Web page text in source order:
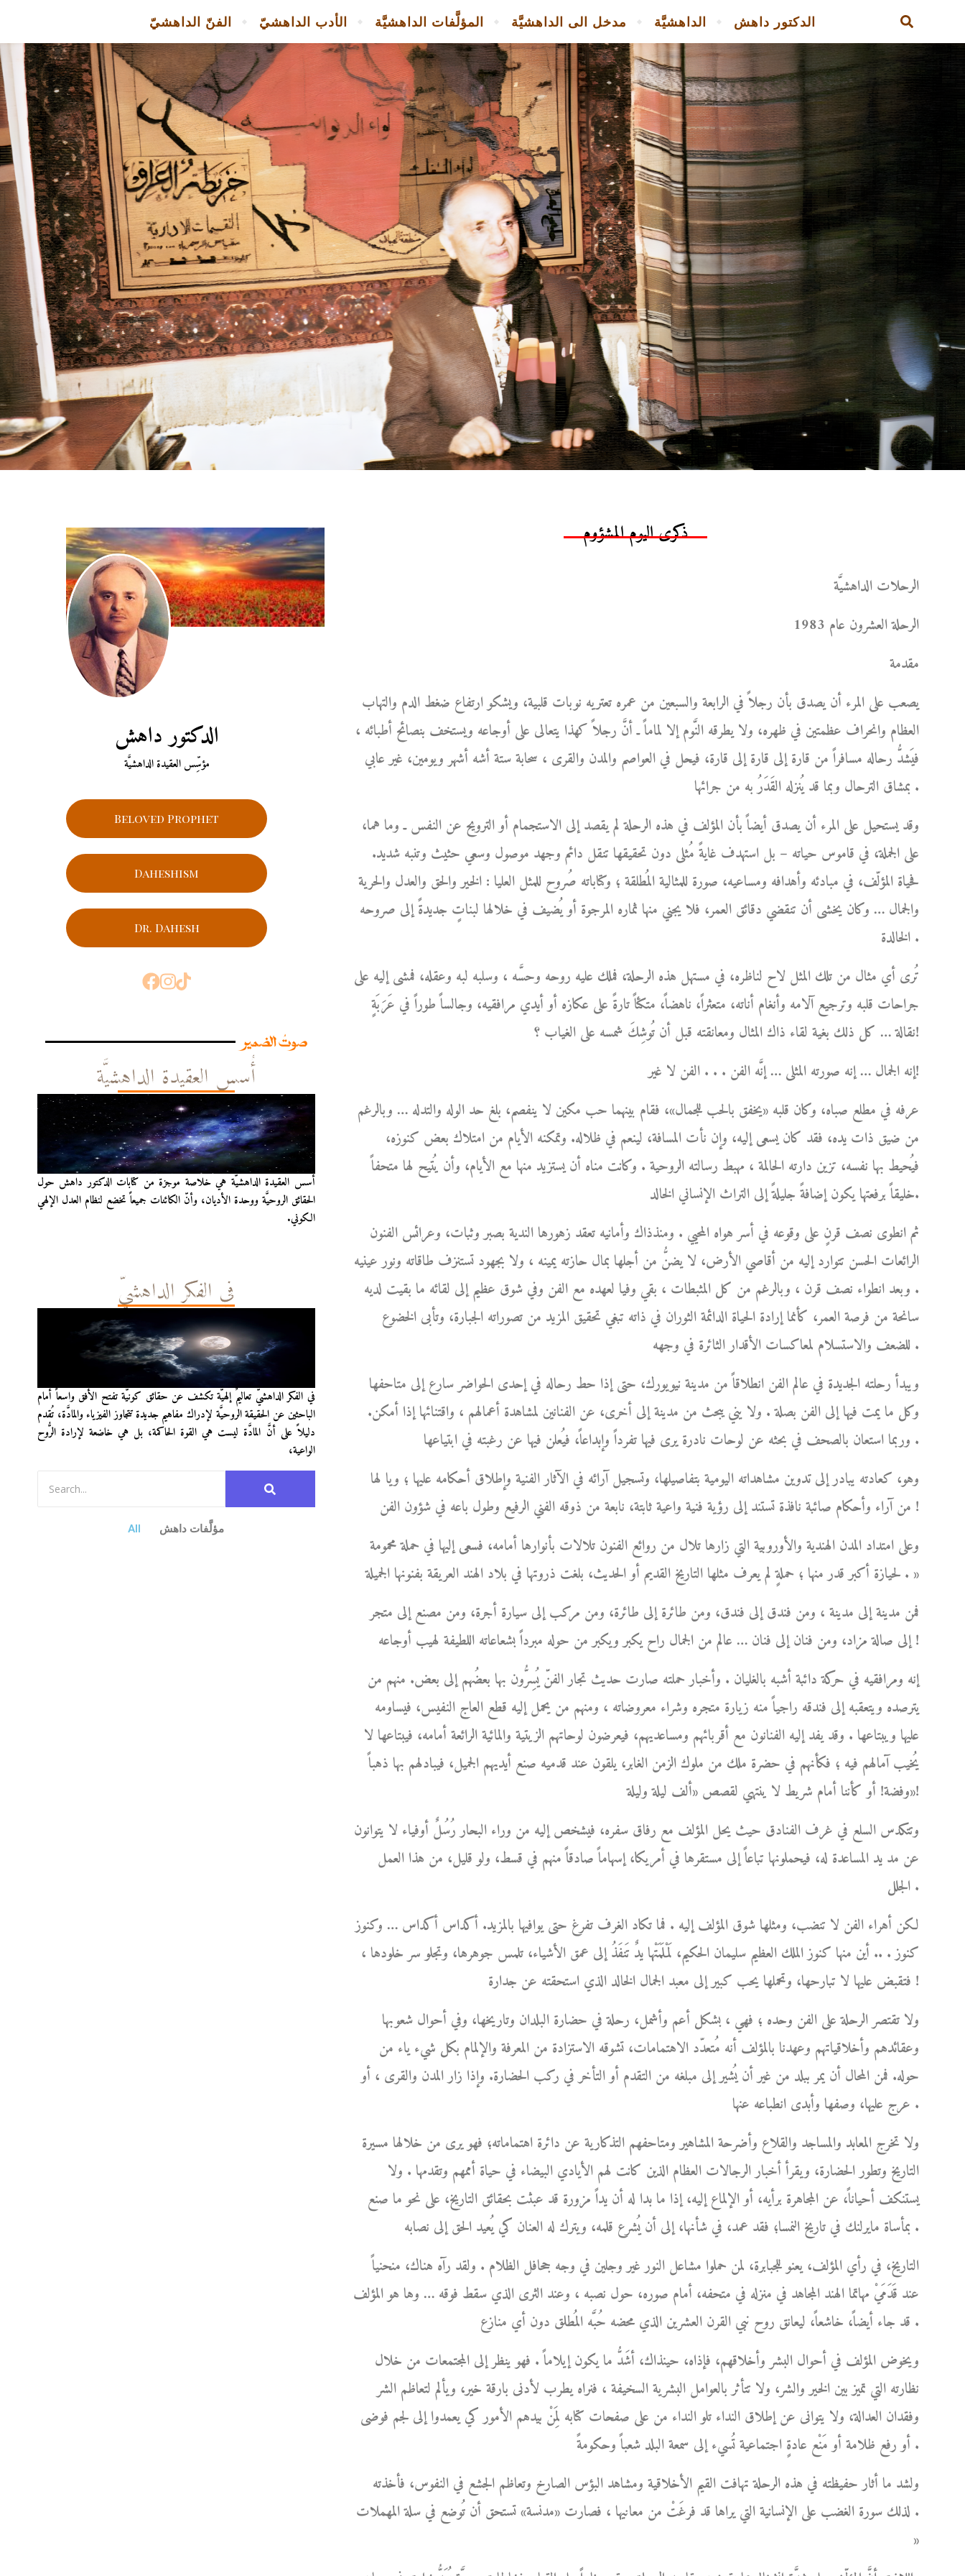
الفنّ الداهشيّ الأدب الداهشيّ المؤلَّفات الداهشيَّة مدخل الى الداهشيَّة الداهشيَّة الدكتور داهش
الدكتور داهش
مؤسِّس العقيدة الداهشيَّة
Beloved Prophet
Daheshism
Dr. Dahesh
صوتُ الضمير
أُسس العقيدة الداهشيَّة
أُسس العقيدة الداهشيّة هي خلاصة موجزة من كتابات الدكتور داهش حول
الحقائق الروحيَّة ووحدة الأديان، وأنّ الكائنات جميعاً تخضع لنظام العدل الإلهي
الكوني.
في الفكر الداهشيّ
في الفكر الداهشيّ تعاليمٌ إلهيَّة تكشف عن حقائق كونيَّة تفتح الأفق واسعاً أمام
الباحثين عن الحقيقة الروحيَّة لإدراك مفاهيم جديدة تتجاوز الفيزياء والمادَّة، تُقدم
دليلاً على أنَّ المادَّة ليست هي القوة الحاكمة، بل هي خاضعة لإرادة الرُّوح
الواعية،
All مؤلَّفات داهش
ذكرى اليوم المشؤوم
الرحلات الداهشيَّة
الرحلة العشرون عام 1983
مقدمة
يصعب على المرء أن يصدق بأن رجلاً في الرابعة والسبعين من عمره تعتريه نوبات قلبية، ويشكو ارتفاع ضغط الدم والتهاب
العظام وانحراف عظمتين في ظهره، ولا يطرقه النَّوم إلا لماماً ـ أنَّ رجلاً كهذا يتعالى على أوجاعه ويستخف بنصائح أطبائه ،
فيَشدُّ رحاله مسافراً من قارة إلى قارة إلى قارة، فيحل في العواصم والمدن والقرى ، سحابة ستة أشه أشهر ويومين، غير عابي
بمشاق الترحال وبما قد يُنزله القَدَرُ به من جرائها .
وقد يستحيل على المرء أن يصدق أيضاً بأن المؤلف في هذه الرحلة لم يقصد إلى الاستجمام أو الترويح عن النفس ـ وما هما،
على الجملة، في قاموس حياته – بل استهدف غايةً مُثلى دون تحقيقها تنقل دائم وجهد موصول وسعي حثيث وتنبه شديد.
فحياة المؤلّف، في مبادئه وأهدافه ومساعيه، صورة للمثالية المُطلقة ؛ وكتاباته صُروح للمثل العليا : الخير والحق والعدل والحرية
والجمال … وكان يخشى أن تنقضي دقائق العمر، فلا يجني منها ثماره المرجوة أو يُضيف في خلالها لبناتٍ جديدةً إلى صروحه
الخالدة .
تُرى أي مثال من تلك المثل لاح لناظره، في مستهل هذه الرحلة، فملك عليه روحه وحسَّه ، وسلبه لبه وعقله، فمشى إليه على
جراحات قلبه وترجيع آلامه وأنغام أناته، متعثراً، ناهضاً، متكئاً تارةً على عكازه أو أيدي مرافقيه، وجالساً طوراً في عَرَبَةٍ
نقالة … كل ذلك بغية لقاء ذاك المثال ومعانقته قبل أن تُوشِكَ شمسه على الغياب ؟!
إنه الجمال … إنه صورته المثلى … إنَّه الفن . . . الفن لا غير!
عرفه في مطلع صباه، وكان قلبه «يخفق بالحب للجمال»، فقام بينهما حب مكين لا ينفصم، بلغ حد الوله والتدله … وبالرغم
من ضيق ذات يده، فقد كان يسعى إليه، وإن نأت المسافة، لينعم في ظلاله. وتمكنه الأيام من امتلاك بعض كنوزه،
فيُحيط بها نفسه، تزين دارته الحالمة ، مهبط رسالته الروحية . وكانت مناه أن يستزيد منها مع الأيام، وأن يُتيح لها متحفاً
خليقاً برفعتها يكون إضافةً جليلةً إلى التراث الإنساني الخالد.
ثم انطوى نصف قرنٍ على وقوعه في أسر هواه المحيي . ومنذذاك وأمانيه تعقد زهورها الندية بصبر وثبات، وعرائس الفنون
الرائعات الحسن تتوارد إليه من أقاصي الأرض، لا يضنُّ من أجلها بمال حازته يمينه ، ولا بجهود تستنزف طاقاته ونور عينيه
. وبعد انطواء نصف قرن ، وبالرغم من كل المثبطات ، بقي وفيا لعهده مع الفن وفي شوق عظيم إلى لقائه ما بقيت لديه
سانحة من فرصة العمر، كأنما إرادة الحياة الدائمة الثوران في ذاته تبغي تحقيق المزيد من تصوراته الجبارة، وتأبى الخضوع
للضعف والاستسلام لمعاكسات الأقدار الثائرة في وجهه .
ويبدأ رحلته الجديدة في عالم الفن انطلاقاً من مدينة نيويورك، حتى إذا حط رحاله في إحدى الحواضر سارع إلى متاحفها
وكل ما يمت فيها إلى الفن بصلة . ولا يني يبحث من مدينة إلى أخرى، عن الفنانين لمشاهدة أعمالهم ، واقتنائها إذا أمكن.
وربما استعان بالصحف في بحثه عن لوحات نادرة يرى فيها تفرداً وإبداعاً، فيُعلن فيها عن رغبته في ابتياعها .
وهو، كعادته يبادر إلى تدوين مشاهداته اليومية بتفاصيلها، وتسجيل آرائه في الآثار الفنية وإطلاق أحكامه عليها ؛ ويا لها
من آراء وأحكام صائبة نافذة تستند إلى رؤية فنية واعية ثابتة، نابعة من ذوقه الفني الرفيع وطول باعه في شؤون الفن !
وعلى امتداد المدن الهندية والأوروبية التي زارها تلال من روائع الفنون تلالات بأنوارها أمامه، فسعى إليها في حملة محمومة
لحيازة أكبر قدر منها ؛ حملةٍ لم يعرف مثلها التاريخ القديم أو الحديث، بلغت ذروتها في بلاد الهند العريقة بفنونها الجميلة . »
فمن مدينة إلى مدينة ، ومن فندق إلى فندق، ومن طائرة إلى طائرة، ومن مركب إلى سيارة أجرة، ومن مصنع إلى متجر
إلى صالة مزاد، ومن فنان إلى فنان … عالم من الجمال راح يكبر ويكبر من حوله مبرداً بشعاعاته اللطيفة لهيب أوجاعه !
إنه ومرافقيه في حركة دائبة أشبه بالغليان . وأخبار حملته صارت حديث تجار الفنّ يُسِرُّون بها بعضُهم إلى بعض. منهم من
يترصده ويتعقبه إلى فندقه راجياً منه زيارة متجره وشراء معروضاته ، ومنهم من يحمل إليه قطع العاج النفيس، فيساومه
عليها ويبتاعها . وقد يفد إليه الفنانون مع أقربائهم ومساعديهم، فيعرضون لوحاتهم الزيتية والمائية الرائعة أمامه، فيبتاعها لا
يُخيب آمالهم فيه ؛ فكأنهم في حضرة ملك من ملوك الزمن الغابر، يلقون عند قدميه صنع أيديهم الجميل، فيبادلهم بها ذهباً
وفضة! أو كأننا أمام شريط لا ينتهي لقصص «ألف ليلة وليلة»!
وتتكدس السلع في غرف الفنادق حيث يحل المؤلف مع رفاق سفره، فيشخص إليه من وراء البحار رُسُلٌ أوفياء لا يتوانون
عن مد يد المساعدة له، فيحملونها تباعاً إلى مستقرها في أمريكا، إسهاماً صادقاً منهم في قسط، ولو قليل، من هذا العمل
الجلل .
لكن أهراء الفن لا تنضب، ومثلها شوق المؤلف إليه . فما تكاد الغرف تفرغ حتى يوافيها بالمزيد. أكداس أكداس … وكنوز
كنوز . .. أين منها كنوز الملك العظيم سليمان الحكيم، لَمْلَمَتْها يدٌ تَنفَذُ إلى عمق الأشياء، تلمس جوهرها، وتجلو سر خلودها ،
فتقبض عليها لا تبارحها، وتحملها يحب كبير إلى معبد الجمال الخالد الذي استحقته عن جدارة !
ولا تقتصر الرحلة على الفن وحده ؛ فهي ، بشكل أعم وأشمل، رحلة في حضارة البلدان وتاريخها، وفي أحوال شعوبها
وعقائدهم وأخلاقياتهم وعهدنا بالمؤلف أنه مُتعدّد الاهتمامات، تشوقه الاستزادة من المعرفة والإلمام بكل شيء ياء من
حوله. فمن المحال أن يمر ببلد من غير أن يُشير إلى مبلغه من التقدم أو التأخر في ركب الحضارة. وإذا زار المدن والقرى ، أو
عرج عليها، وصفها وأبدى انطباعه عنها .
ولا تخرج المعابد والمساجد والقلاع وأضرحة المشاهير ومتاحفهم التذكارية عن دائرة اهتماماته؛ فهو يرى من خلالها مسيرة
التاريخ وتطور الحضارة، ويقرأ أخبار الرجالات العظام الذين كانت لهم الأيادي البيضاء في حياة أممهم وتقدمها . ولا
يستنكف أحياناً، عن المجاهرة برأيه، أو الإلماع إليه، إذا ما بدا له أن يداً مزورة قد عبثت بحقائق التاريخ، على نحو ما صنع
بمأساة مايرلنك في تاريخ النمسا؛ فقد عمد، في شأنها، إلى أن يُشرع قلمه، ويترك له العنان كي يُعيد الحق إلى نصابه .
التاريخ، في رأي المؤلف، يعنو للجبابرة، لمن حملوا مشاعل النور غير وجلين في وجه جحافل الظلام . ولقد رآه هناك، منحنياً
عند قَدَمَيْ مهاتما الهند المجاهد في منزله في متحفه، أمام صوره، حول نصبه ، وعند الثرى الذي سقط فوقه … وها هو المؤلف
قد جاء أيضاً، خاشعاً، ليعانق روح نبي القرن العشرين الذي محضه حُبَّه المُطلق دون أي منازع .
ويخوض المؤلف في أحوال البشر وأخلاقهم، فإذاه، حينذاك، أشَدُّ ما يكون إيلاماً . فهو ينظر إلى المجتمعات من خلال
نظارته التي تميز بين الخير والشر، ولا تتأثر بالعوامل البشرية السخيفة ، فنراه يطرب لأدنى بارقة خير، ويألم لتعاظم الشر
وفقدان العدالة، ولا يتوانى عن إطلاق النداء تلو النداء من على صفحات كتابه لِمَنْ بيدهم الأمور كي يعمدوا إلى لجم فوضى
أو رفع ظلامة أو مَنْع عادةٍ اجتماعية تُسيء إلى سمعة البلد شعباً وحكومةً .
ولشد ما أثار حفيظته في هذه الرحلة تهافت القيم الأخلاقية ومشاهد البؤس الصارخ وتعاظم الجشع في النفوس، فأخذته
لذلك سورة الغضب على الإنسانية التي يراها قد فرغَتْ من معانيها ، فصارت «مدنسة» تستحق أن تُوضع في سلة المهملات .
»